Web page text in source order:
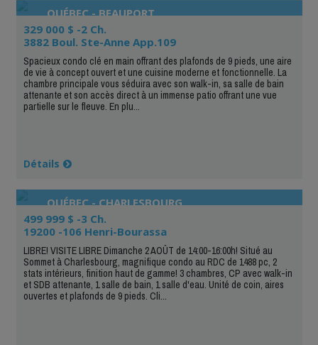
QUÉBEC - BEAUPORT
329 000 $ -2 Ch.
3882 Boul. Ste-Anne App.109
Spacieux condo clé en main offrant des plafonds de 9 pieds, une aire
de vie à concept ouvert et une cuisine moderne et fonctionnelle. La
chambre principale vous séduira avec son walk-in, sa salle de bain
attenante et son accès direct à un immense patio offrant une vue
partielle sur le fleuve. En plu...
Détails
QUÉBEC - CHARLESBOURG
499 999 $ -3 Ch.
19200 -106 Henri-Bourassa
LIBRE! VISITE LIBRE Dimanche 2 AOÛT de 14:00-16:00h! Situé au
Sommet à Charlesbourg, magnifique condo au RDC de 1488 pc, 2
stats intérieurs, finition haut de gamme! 3 chambres, CP avec walk-in
et SDB attenante, 1 salle de bain, 1 salle d'eau. Unité de coin, aires
ouvertes et plafonds de 9 pieds. Cli...